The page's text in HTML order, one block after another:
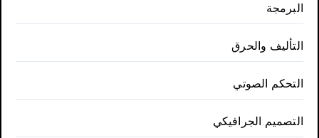
البرمجة
التأليف والحرق
التحكم الصوتي
التصميم الجرافيكي